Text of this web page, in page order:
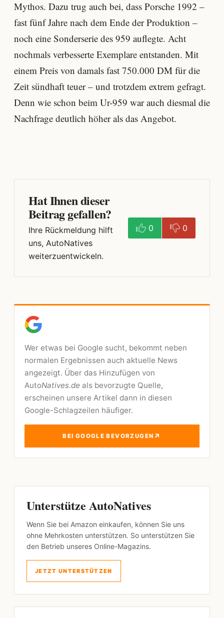
Mythos. Dazu trug auch bei, dass Porsche 1992 –
fast fünf Jahre nach dem Ende der Produktion –
noch eine Sonderserie des 959 auflegte. Acht
nochmals verbesserte Exemplare entstanden. Mit
einem Preis von damals fast 750.000 DM für die
Zeit sündhaft teuer – und trotzdem extrem gefragt.
Denn wie schon beim Ur-959 war auch diesmal die
Nachfrage deutlich höher als das Angebot.
Hat Ihnen dieser
Beitrag gefallen?
Ihre Rückmeldung hilft
uns, AutoNatives
weiterzuentwickeln.
0 0
Wer etwas bei Google sucht, bekommt neben
normalen Ergebnissen auch aktuelle News
angezeigt. Über das Hinzufügen von
AutoNatives.de als bevorzugte Quelle,
erscheinen unsere Artikel dann in diesen
Google-Schlagzeilen häufiger.
BEI GOOGLE BEVORZUGEN ↗
Unterstütze AutoNatives
Wenn Sie bei Amazon einkaufen, können Sie uns
ohne Mehrkosten unterstützen. So unterstützen Sie
den Betrieb unseres Online-Magazins.
JETZT UNTERSTÜTZEN